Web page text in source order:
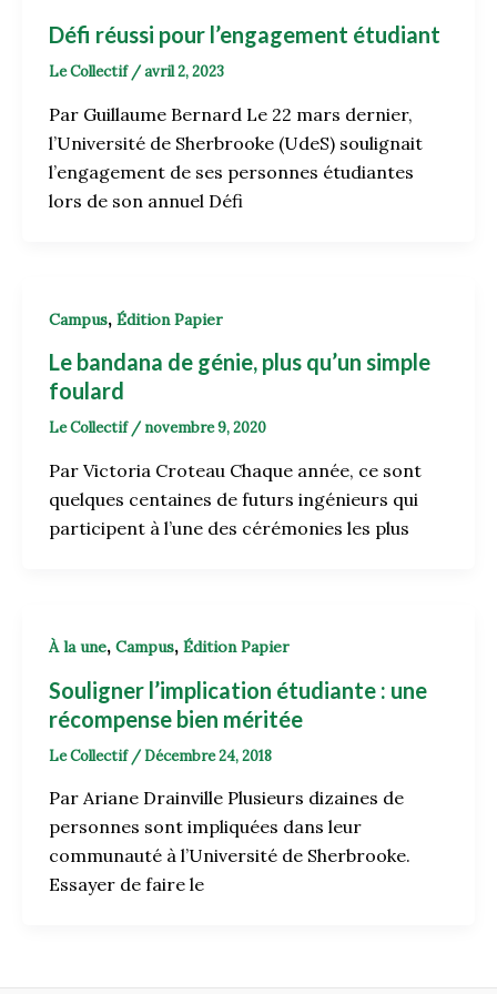
Défi réussi pour l’engagement étudiant
Le Collectif /avril 2, 2023
Par Guillaume Bernard Le 22 mars dernier,
l’Université de Sherbrooke (UdeS) soulignait
l’engagement de ses personnes étudiantes
lors de son annuel Défi
Campus, Édition Papier
Le bandana de génie, plus qu’un simple
foulard
Le Collectif/ novembre 9, 2020
Par Victoria Croteau Chaque année, ce sont
quelques centaines de futurs ingénieurs qui
participent à l’une des cérémonies les plus
À la une, Campus, Édition Papier
Souligner l’implication étudiante : une
récompense bien méritée
Le Collectif /Décembre 24, 2018
Par Ariane Drainville Plusieurs dizaines de
personnes sont impliquées dans leur
communauté à l’Université de Sherbrooke.
Essayer de faire le